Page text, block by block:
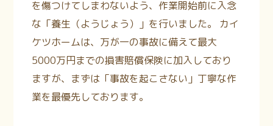
を傷つけてしまわないよう、作業開始前に入念
な「養生（ようじょう）」を行いました。 カイ
ケツホームは、万が一の事故に備えて最大
5000万円までの損害賠償保険に加入しており
ますが、まずは「事故を起こさない」丁寧な作
業を最優先しております。